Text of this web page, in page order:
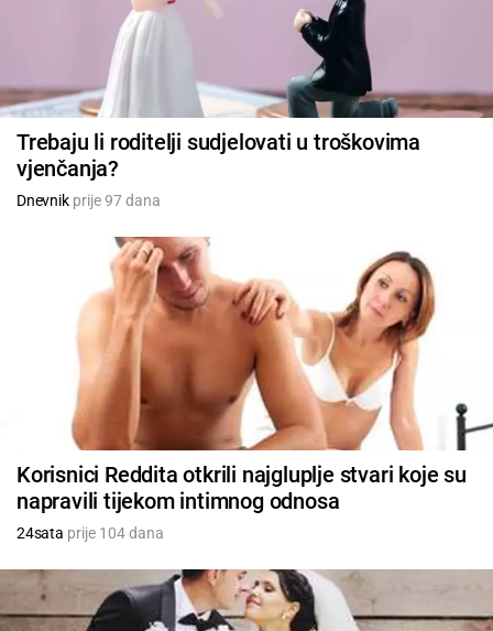
Trebaju li roditelji sudjelovati u troškovima
vjenčanja?
Dnevnikprije 97 dana
Korisnici Reddita otkrili najgluplje stvari koje su
napravili tijekom intimnog odnosa
24sata prije 104 dana